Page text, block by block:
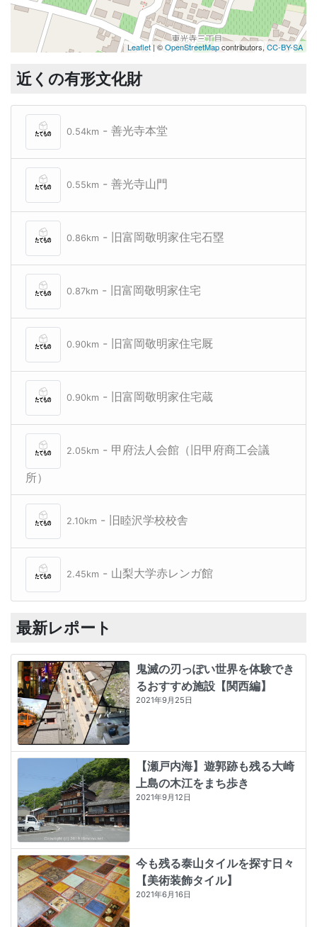
Leaflet| ©OpenStreetMapcontributors, CC-BY-SA
近くの有形文化財
0.54km - 善光寺本堂
0.55km - 善光寺山門
0.86km - 旧富岡敬明家住宅石塁
0.87km - 旧富岡敬明家住宅
0.90km - 旧富岡敬明家住宅厩
0.90km - 旧富岡敬明家住宅蔵
2.05km - 甲府法人会館（旧甲府商工会議
所）
2.10km - 旧睦沢学校校舎
2.45km - 山梨大学赤レンガ館
最新レポート
鬼滅の刃っぽい世界を体験でき
るおすすめ施設【関西編】
2021年9月25日
【瀬戸内海】遊郭跡も残る大崎
上島の木江をまち歩き
2021年9月12日
今も残る泰山タイルを探す日々
【美術装飾タイル】
2021年6月16日